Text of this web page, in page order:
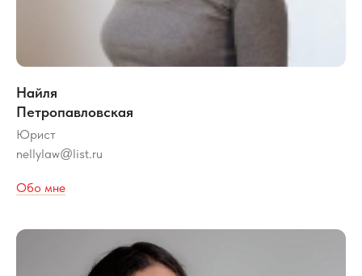
Найля
Петропавловская
Юрист
nellylaw@list.ru
Обо мне